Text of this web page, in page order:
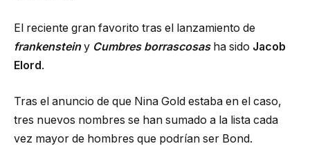
El reciente gran favorito tras el lanzamiento de
frankensteiny Cumbres borrascosasha sido Jacob
Elord .
Tras el anuncio de que Nina Gold estaba en el caso,
tres nuevos nombres se han sumado a la lista cada
vez mayor de hombres que podrían ser Bond.